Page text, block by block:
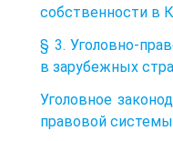
собственности в
§ 3. Уголовно-
в зарубежных
Уголовное
правовой